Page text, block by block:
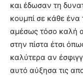
και έδωσαν τη
κουμπί σε κάθε
αμέσως τόσο καλή
στην πίστα έτσι
καλύτερα αν
αυτό αύξησα τις